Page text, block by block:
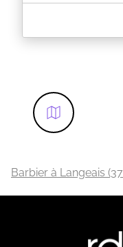
A PROPOS DE
Salon de coiffure
Barbier à Langeais